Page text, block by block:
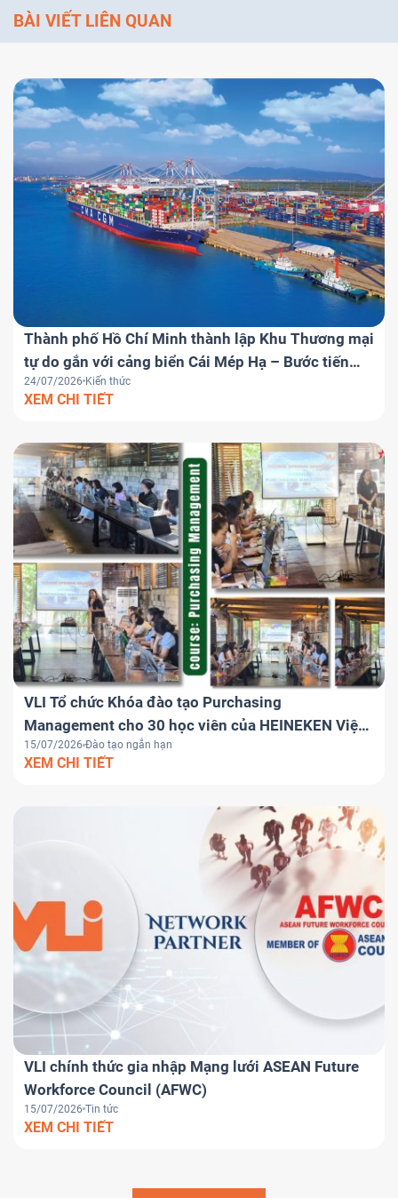
BÀI VIẾT LIÊN QUAN
Thành phố Hồ Chí Minh thành lập Khu Thương mại
tự do gắn với cảng biển Cái Mép Hạ – Bước tiến
chiến lược đưa Việt Nam trở thành trung tâm
logistics khu vực
24/07/2026 Kiến thức
XEM CHI TIẾT
VLI Tổ chức Khóa đào tạo Purchasing
Management cho 30 học viên của HEINEKEN Việt
Nam
15/07/2026 Đào tạo ngắn hạn
XEM CHI TIẾT
VLI chính thức gia nhập Mạng lưới ASEAN Future
Workforce Council (AFWC)
15/07/2026 Tin tức
XEM CHI TIẾT